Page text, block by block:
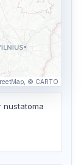
© CARTO
nustatoma